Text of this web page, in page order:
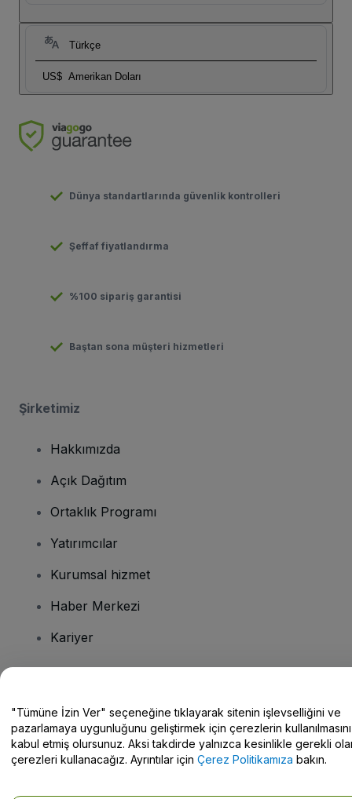
Türkçe
US$ Amerikan Doları
Dünya standartlarında güvenlik kontrolleri
Şeffaf fiyatlandırma
%100 sipariş garantisi
Baştan sona müşteri hizmetleri
Şirketimiz
Hakkımızda
Açık Dağıtım
Ortaklık Programı
Yatırımcılar
Kurumsal hizmet
Haber Merkezi
Kariyer
Yardım Merkezi / Bize Ulaşın
"Tümüne İzin Ver" seçeneğine tıklayarak sitenin işlevselliğini ve
pazarlamaya uygunluğunu geliştirmek için çerezlerin kullanılmasını
kabul etmiş olursunuz. Aksi takdirde yalnızca kesinlikle gerekli
çerezleri kullanacağız. Ayrıntılar için Çerez Politikamıza bakın.